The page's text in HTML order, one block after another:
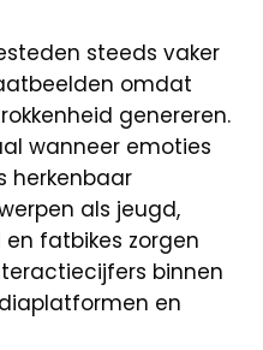
steeds vaker
omdat
genereren.
wanneer emoties
herkenbaar
als jeugd,
fatbikes zorgen
binnen
en